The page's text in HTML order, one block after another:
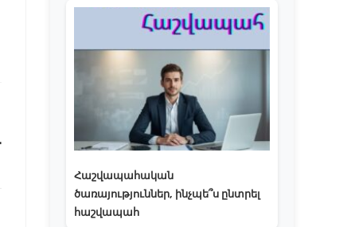
Հաշվապահական
ծառայություններ, ինչպե՞ս ընտրել
հաշվապահ